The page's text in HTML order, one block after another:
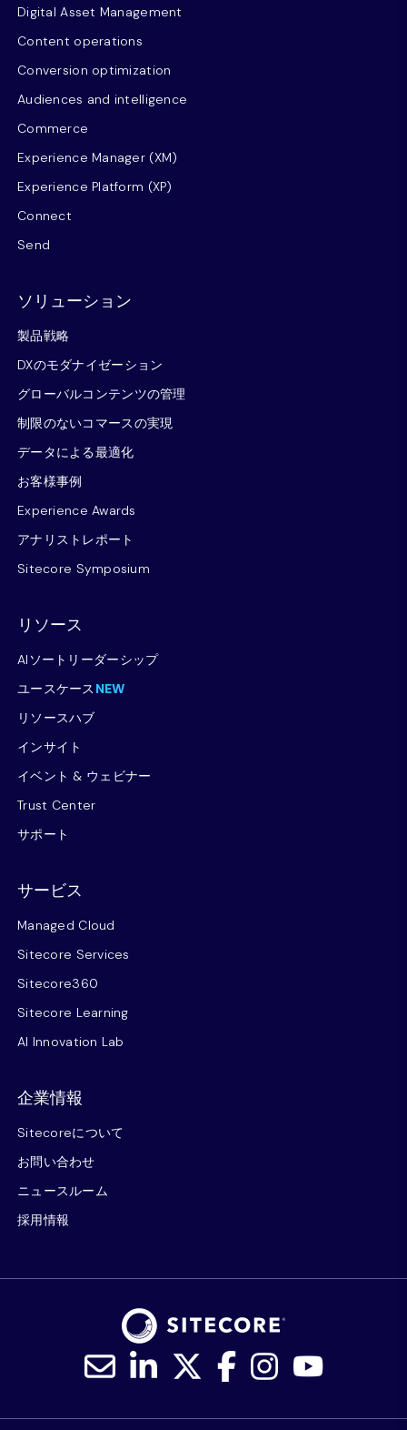
Digital Asset Management
Content operations
Conversion optimization
Audiences and intelligence
Commerce
Experience Manager (XM)
Experience Platform (XP)
Connect
Send
ソリューション
製品戦略
DXのモダナイゼーション
グローバルコンテンツの管理
制限のないコマースの実現
データによる最適化
お客様事例
Experience Awards
アナリストレポート
Sitecore Symposium
リソース
AIソートリーダーシップ
ユースケース NEW
リソースハブ
インサイト
イベント & ウェビナー
Trust Center
サポート
サービス
Managed Cloud
Sitecore Services
Sitecore360
Sitecore Learning
AI Innovation Lab
企業情報
Sitecoreについて
お問い合わせ
ニュースルーム
採用情報